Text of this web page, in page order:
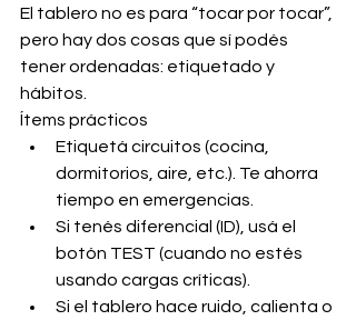
El tablero no es para “tocar por tocar”,
pero hay dos cosas que sí podés
tener ordenadas: etiquetado y
hábitos.
Ítems prácticos
Etiquetá circuitos (cocina,
dormitorios, aire, etc.). Te ahorra
tiempo en emergencias.
Si tenés diferencial (ID), usá el
botón TEST (cuando no estés
usando cargas críticas).
Si el tablero hace ruido, calienta o